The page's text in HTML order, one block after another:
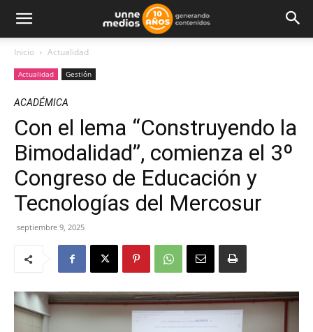
Inicio Actualidad
Actualidad Gestión
ACADÉMICA
Con el lema “Construyendo la
Bimodalidad”, comienza el 3º
Congreso de Educación y
Tecnologías del Mercosur
septiembre 9, 2025